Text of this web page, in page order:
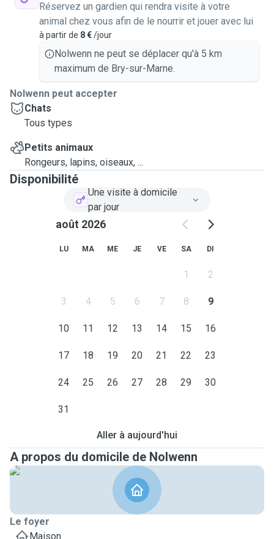
Réservez un gardien qui rendra visite à votre
animal chez vous afin de le nourrir et jouer avec lui
à partir de 8 €/jour
Nolwenn ne peut se déplacer qu'à 5 km
maximum de Bry-sur-Marne.
Nolwenn peut accepter
Chats
Tous types
Petits animaux
Rongeurs, lapins, oiseaux, ...
Disponibilité
Une visite à domicile
par jour
août 2026
LU MA ME JE VE SA DI
1 2
3 4 5 6 7 8 9
10 11 12 13 14 15 16
17 18 19 20 21 22 23
24 25 26 27 28 29 30
31
Aller à aujourd'hui
A propos du domicile de Nolwenn
Le foyer
Maison